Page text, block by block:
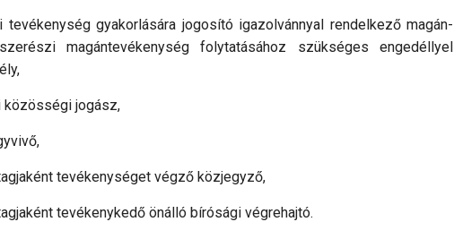
gyakorlására jogosító igazolvánnyal rendelkező magán­
magántevékenység folytatásához szükséges engedéllyel
közösségi jogász,
tevékenységet végző közjegyző,
tevékenykedő önálló bírósági végrehajtó.